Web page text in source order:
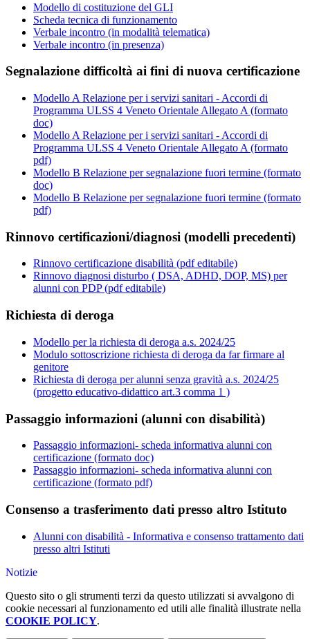
Modello di costituzione del GLI
Scheda tecnica di funzionamento
Verbale incontro (in modalità telematica)
Verbale incontro (in presenza)
Segnalazione difficoltà ai fini di nuova certificazione
Modello A Relazione per i servizi sanitari - Accordi di
Programma ULSS 4 Veneto Orientale Allegato A (formato
doc)
Modello A Relazione per i servizi sanitari - Accordi di
Programma ULSS 4 Veneto Orientale Allegato A (formato
pdf)
Modello B Relazione per segnalazione fuori termine (formato
doc)
Modello B Relazione per segnalazione fuori termine (formato
pdf)
Rinnovo certificazioni/diagnosi (modelli precedenti)
Rinnovo certificazione disabilità (pdf editabile)
Rinnovo diagnosi disturbo ( DSA, ADHD, DOP, MS) per
alunni con PDP (pdf editabile)
Richiesta di deroga
Modello per la richiesta di deroga a.s. 2024/25
Modulo sottoscrizione richiesta di deroga da far firmare al
genitore
Richiesta di deroga per alunni senza gravità a.s. 2024/25
(progetto educativo-didattico art.3 comma 1 )
Passaggio informazioni (alunni con disabilità)
Passaggio informazioni- scheda informativa alunni con
certificazione (formato doc)
Passaggio informazioni- scheda informativa alunni con
certificazione (formato pdf)
Consenso a trasferimento dati presso altro Istituto
Alunni con disabilità - Informativa e consenso trattamento dati
presso altri Istituti
Notizie
Questo sito o gli strumenti terzi da questo utilizzati si avvalgono di
cookie necessari al funzionamento ed utili alle finalità illustrate nella
COOKIE POLICY.